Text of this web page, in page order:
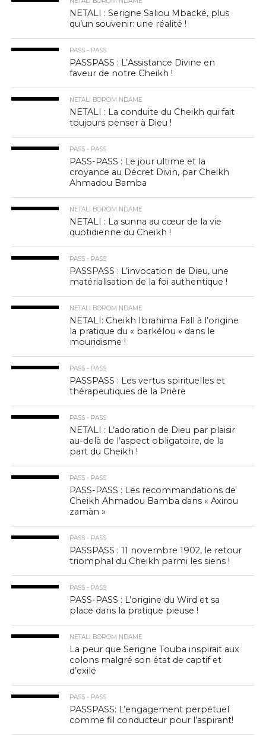
NETALI : Serigne Saliou Mbacké, plus
qu’un souvenir: une réalité !
PASS - PASS
PASSPASS : L’Assistance Divine en
faveur de notre Cheikh !
NETALI BOROM NDAME
NETALI : La conduite du Cheikh qui fait
toujours penser à Dieu !
PASS - PASS
PASS-PASS : Le jour ultime et la
croyance au Décret Divin, par Cheikh
Ahmadou Bamba
NETALI BOROM NDAME
NETALI : La sunna au cœur de la vie
quotidienne du Cheikh !
PASS - PASS
PASSPASS : L’invocation de Dieu, une
matérialisation de la foi authentique !
NETALI BOROM NDAME
NETALI: Cheikh Ibrahima Fall à l’origine
la pratique du « barkélou » dans le
mouridisme !
PASS - PASS
PASSPASS : Les vertus spirituelles et
thérapeutiques de la Prière
PASS - PASS
NETALI : L’adoration de Dieu par plaisir
au-delà de l’aspect obligatoire, de la
part du Cheikh !
PASS - PASS
PASS-PASS : Les recommandations de
Cheikh Ahmadou Bamba dans « Axirou
zamàn »
PASS - PASS
PASSPASS : 11 novembre 1902, le retour
triomphal du Cheikh parmi les siens !
PASS - PASS
PASS-PASS : L’origine du Wird et sa
place dans la pratique pieuse !
NETALI BOROM NDAME
La peur que Serigne Touba inspirait aux
colons malgré son état de captif et
d’exilé
PASS - PASS
PASSPASS: L’engagement perpétuel
comme fil conducteur pour l’aspirant!